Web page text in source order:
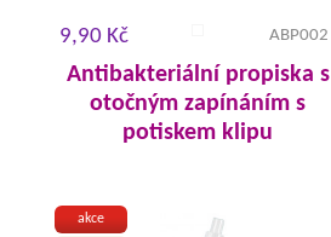
9,90 Kč ABP002
Antibakteriální propiska s
otočným zapínáním s
potiskem klipu
akce